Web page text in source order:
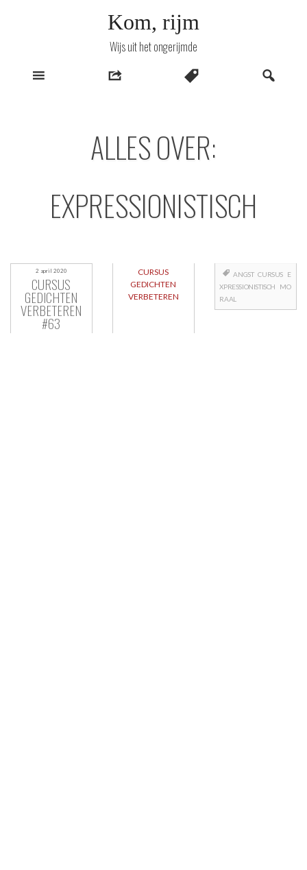
Kom, rijm
Wijs uit het ongerijmde
ALLES OVER:
EXPRESSIONISTISCH
2 april 2020
CURSUS
GEDICHTEN
VERBETEREN
#63
CURSUS
GEDICHTEN
VERBETEREN
ANGST CURSUS E
XPRESSIONISTISCH
MO
RAAL